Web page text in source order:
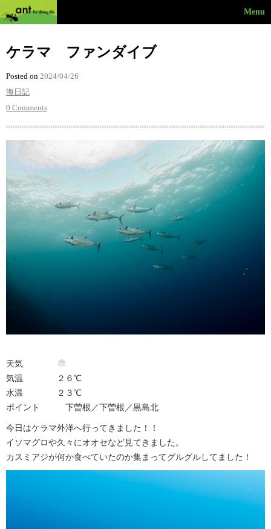
Menu
ケラマ ファンダイブ
Posted on 2024/04/26
海日記
0 Comments
天気
気温 ２６℃
水温 ２３℃
ポイント 下曽根／下曽根／黒島北
今日はケラマ外洋へ行ってきました！！
イソマグロや久々にオオセなど見てきました。
カスミアジが何か食べていたのか集まってグルグルしてました！